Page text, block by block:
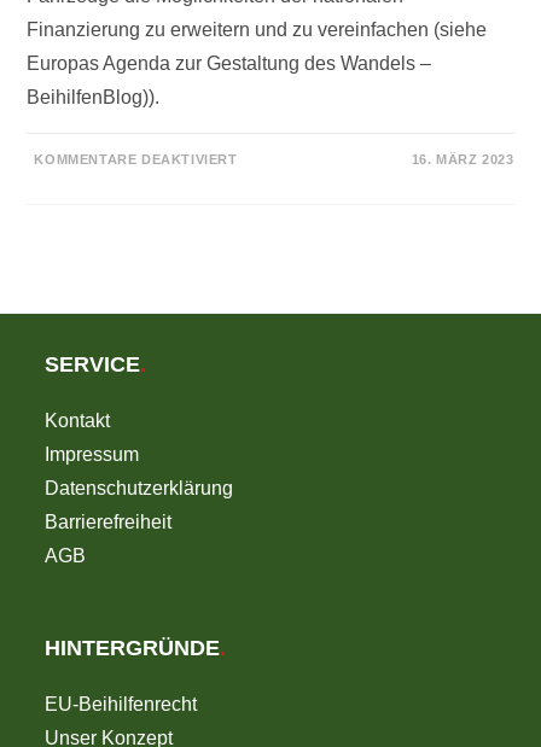
Finanzierung zu erweitern und zu vereinfachen (siehe
Europas Agenda zur Gestaltung des Wandels –
BeihilfenBlog)).
KOMMENTARE DEAKTIVIERTFÜR
16. MÄRZ 2023
SERVICE.
Kontakt
Impressum
Datenschutzerklärung
Barrierefreiheit
AGB
HINTERGRÜNDE.
EU-Beihilfenrecht
Unser Konzept